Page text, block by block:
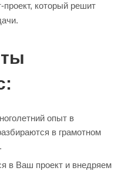
проект, который решит
опыт в
в грамотном
в Ваш проект и внедряем